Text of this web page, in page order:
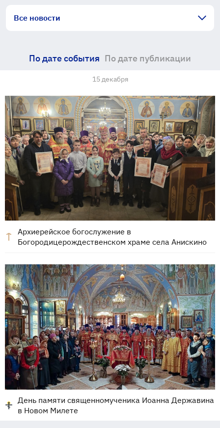
Все новости
По дате события По дате публикации
15 декабря
Архиерейское богослужение в
Богородицерождественском храме села Анискино
День памяти священномученика Иоанна Державина
в Новом Милете